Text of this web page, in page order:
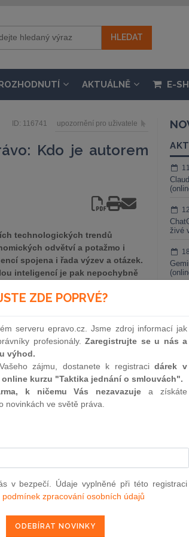
AKTUÁLNĚ E-
ID: 116741 upozornění pro uživatele
Kdo je autorem
technologických trendů
odvětví a potažmo i
spojena i řada výzev a otázek.
inteligencí je pak nepochybně
Kdo je tedy autorem takto
aktuální právní úpravy může být
to přístup je přitom typický zejména pro
fyzické osoby disponují tvůrčími
touto fyzickou osobou (autorem) je
aktuální online kurz na využití
živé
ZDE POPRVÉ?
serveru epravo.cz. Jsme zdroj informací jak
profesionály.Zaregistrujte se u nás a
výhod.
zájmu, dostanete k registracidárek v
kurzu "Taktika jednání o smlouvách".
k ničemu Vás nezavazuje a získáte
novinkách ve světě práva.
v bezpečí. Údaje vyplněné při této registraci
podmínek zpracování osobních údajů